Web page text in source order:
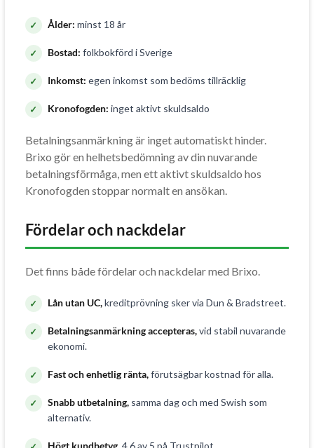
Ålder: minst 18 år
Bostad: folkbokförd i Sverige
Inkomst: egen inkomst som bedöms tillräcklig
Kronofogden: inget aktivt skuldsaldo
Betalningsanmärkning är inget automatiskt hinder.
Brixo gör en helhetsbedömning av din nuvarande
betalningsförmåga, men ett aktivt skuldsaldo hos
Kronofogden stoppar normalt en ansökan.
Fördelar och nackdelar
Det finns både fördelar och nackdelar med Brixo.
Lån utan UC,kreditprövning sker via Dun & Bradstreet.
Betalningsanmärkning accepteras,vid stabil nuvarande
ekonomi.
Fast och enhetlig ränta,förutsägbar kostnad för alla.
Snabb utbetalning,samma dag och med Swish som
alternativ.
Högt kundbetyg,4,6 av 5 på Trustpilot.